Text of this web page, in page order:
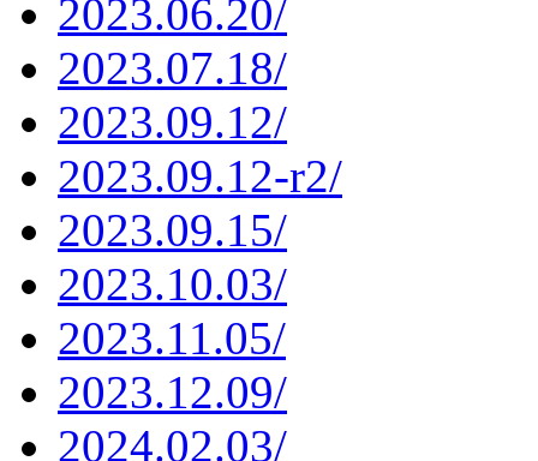
2023.06.20/
2023.07.18/
2023.09.12/
2023.09.12-r2/
2023.09.15/
2023.10.03/
2023.11.05/
2023.12.09/
2024.02.03/